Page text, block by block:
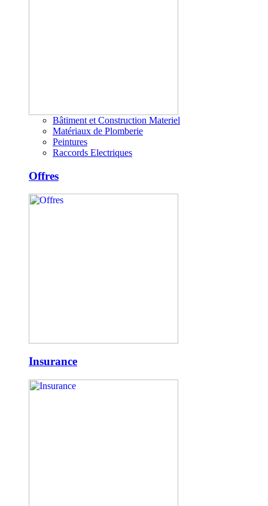
Bâtiment et Construction Materiel
Matériaux de Plomberie
Peintures
Raccords Electriques
Offres
Insurance